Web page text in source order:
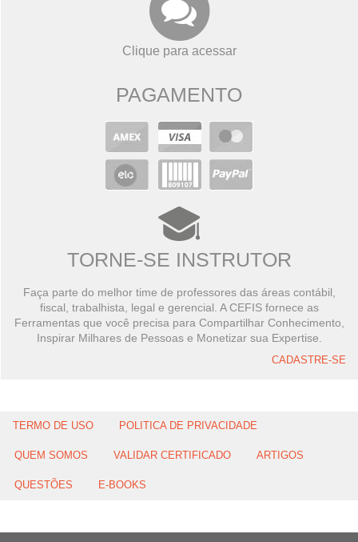
Clique para acessar
PAGAMENTO
TORNE-SE INSTRUTOR
Faça parte do melhor time de professores das áreas contábil,
fiscal, trabalhista, legal e gerencial. A CEFIS fornece as
Ferramentas que você precisa para Compartilhar Conhecimento,
Inspirar Milhares de Pessoas e Monetizar sua Expertise.
CADASTRE-SE
TERMO DE USO POLITICA DE PRIVACIDADE
QUEM SOMOS VALIDAR CERTIFICADO ARTIGOS
QUESTÕES E-BOOKS